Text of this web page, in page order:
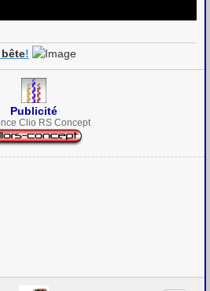
bête!
Publicité
Clio RS Concept